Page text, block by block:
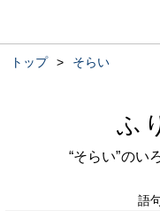
トップ > そらい
ふ
“そらい”のい
語